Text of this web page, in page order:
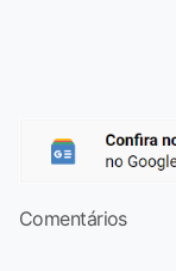
Comentários